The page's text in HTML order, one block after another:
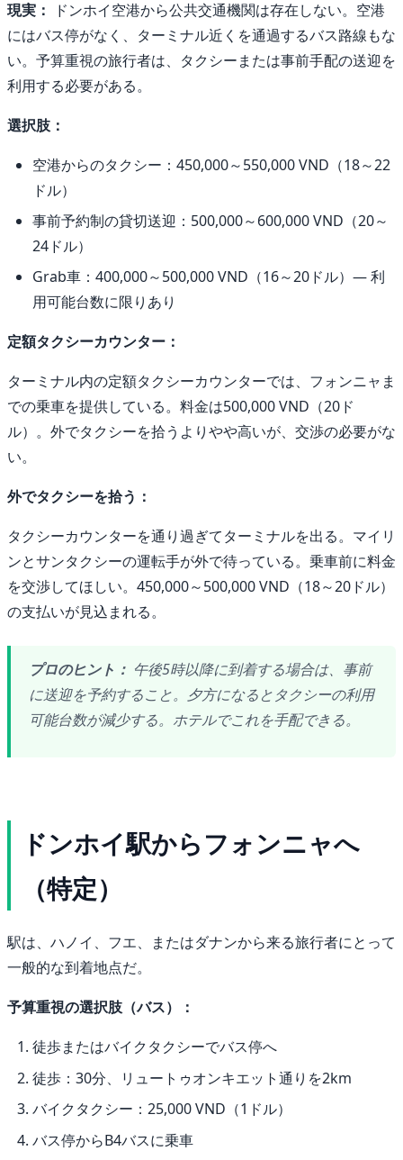
現実：
ドンホイ空港から公共交通機関は存在しない。空港
にはバス停がなく、ターミナル近くを通過するバス路線もな
い。予算重視の旅行者は、タクシーまたは事前手配の送迎を
利用する必要がある。
選択肢：
空港からのタクシー：450,000～550,000 VND（18～22
ドル）
事前予約制の貸切送迎：500,000～600,000 VND（20～
24ドル）
Grab車：400,000～500,000 VND（16～20ドル）— 利
用可能台数に限りあり
定額タクシーカウンター：
ターミナル内の定額タクシーカウンターでは、フォンニャま
での乗車を提供している。料金は500,000 VND（20ド
ル）。外でタクシーを拾うよりやや高いが、交渉の必要がな
い。
外でタクシーを拾う：
タクシーカウンターを通り過ぎてターミナルを出る。マイリ
ンとサンタクシーの運転手が外で待っている。乗車前に料金
を交渉してほしい。450,000～500,000 VND（18～20ドル）
の支払いが見込まれる。
プロのヒント： 午後5時以降に到着する場合は、事前
に送迎を予約すること。夕方になるとタクシーの利用
可能台数が減少する。ホテルでこれを手配できる。
ドンホイ駅からフォンニャへ
（特定）
駅は、ハノイ、フエ、またはダナンから来る旅行者にとって
一般的な到着地点だ。
予算重視の選択肢（バス）：
徒歩またはバイクタクシーでバス停へ
徒歩：30分、リュートゥオンキエット通りを2km
バイクタクシー：25,000 VND（1ドル）
バス停からB4バスに乗車